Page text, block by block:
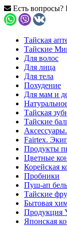
Есть
Тайская
Тайские
Для волос
Для лица
Для тела
Похудение
Для мам и
Тайская
Тайские
Fairtex.
Продукты
Цветные
Корейская
Пробники
Пуш-ап
Тайские
Бытовая
Продукция
Японская